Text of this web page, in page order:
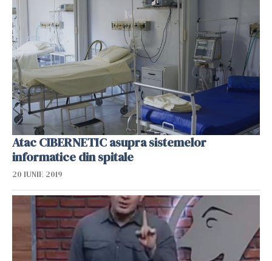
Atac CIBERNETIC asupra sistemelor
informatice din spitale
20 IUNIE 2019